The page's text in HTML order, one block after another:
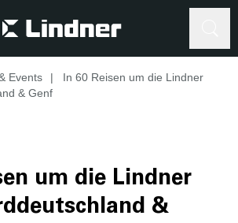
Events |
In 60 Reisen um die Lindner
& Genf
um die Lindner
&